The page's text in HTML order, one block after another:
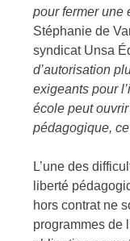
pour fermer une
Stéphanie de
syndicat Unsa
d’autorisation
exigeants pour
école peut
pédagogique,
L’une des
liberté
hors contrat ne
programmes de